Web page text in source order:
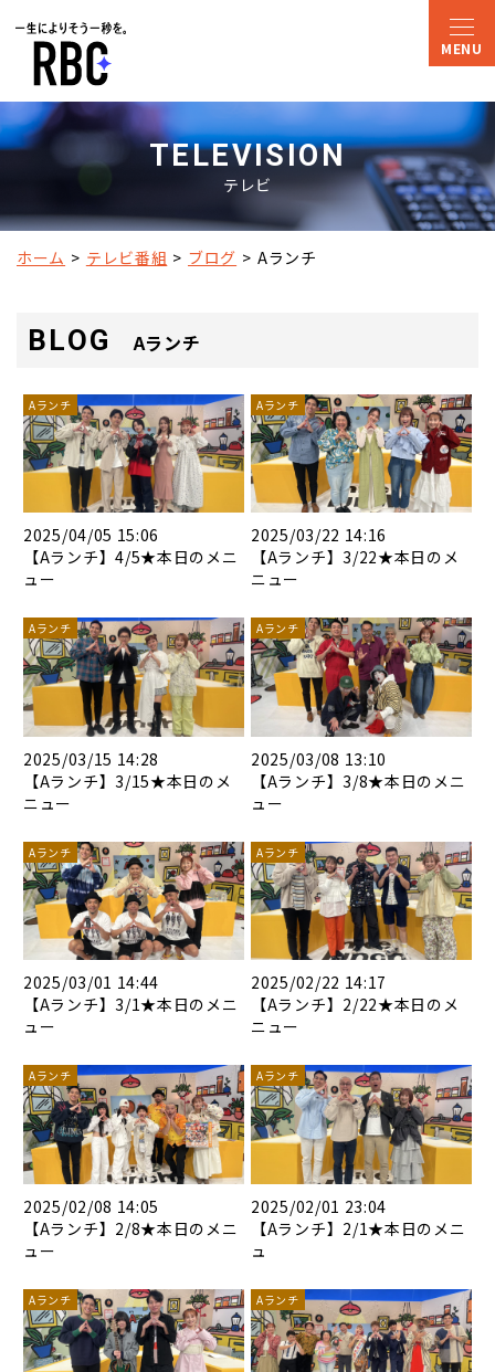
TELEVISION
テレビ
ホーム テレビ番組 ブログ Aランチ
BLOG Aランチ
Aランチ
2025/04/05 15:06
【Aランチ】4/5★本日のメニ
ュー
Aランチ
2025/03/22 14:16
【Aランチ】3/22★本日のメ
ニュー
Aランチ
2025/03/15 14:28
【Aランチ】3/15★本日のメ
ニュー
Aランチ
2025/03/08 13:10
【Aランチ】3/8★本日のメニ
ュー
Aランチ
2025/03/01 14:44
【Aランチ】3/1★本日のメニ
ュー
Aランチ
2025/02/22 14:17
【Aランチ】2/22★本日のメ
ニュー
Aランチ
2025/02/08 14:05
【Aランチ】2/8★本日のメニ
ュー
Aランチ
2025/02/01 23:04
【Aランチ】2/1★本日のメニ
ュ
Aランチ Aランチ